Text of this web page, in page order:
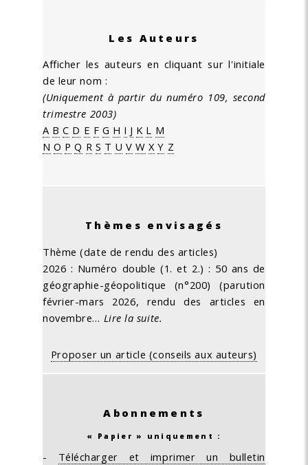
Les Auteurs
Afficher les auteurs en cliquant sur l'initiale
de leur nom :
(Uniquement à partir du numéro 109, second
trimestre 2003)
A B C D E F G H I J K L M
N O P Q R S T U V W X Y Z
Thèmes envisagés
Thème (date de rendu des articles)
2026 : Numéro double (1. et 2.) : 50 ans de
géographie-géopolitique (n°200) (parution
février-mars 2026, rendu des articles en
novembre… Lire la suite.
Proposer un article (conseils aux auteurs)
Abonnements
« Papier » uniquement :
- Télécharger et imprimer un bulletin